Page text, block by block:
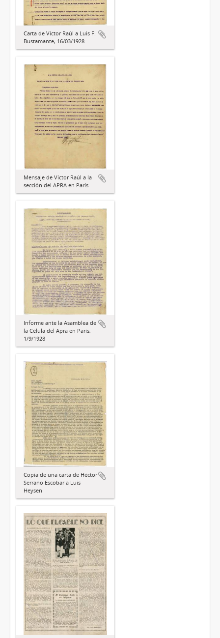
Carta de Víctor Raúl a Luis F.
Bustamante, 16/03/1928
Mensaje de Víctor Raúl a la
sección del APRA en París
Informe ante la Asamblea de
la Célula del Apra en París,
1/9/1928
Copia de una carta de Héctor
Serrano Escobar a Luis
Heysen